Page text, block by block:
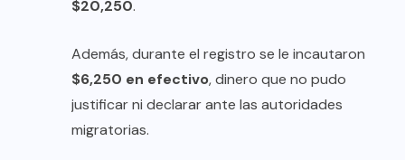
$20,250.
Además, durante el registro se le incautaron
$6,250 en efectivo, dinero que no pudo
justificar ni declarar ante las autoridades
migratorias.